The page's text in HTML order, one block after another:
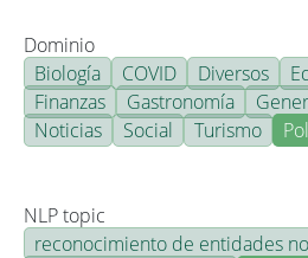
Dominio
Biología
COVID Diversos
Finanzas
Gastronomía
Noticias
Social Turismo
NLP topic
reconocimiento de entidades